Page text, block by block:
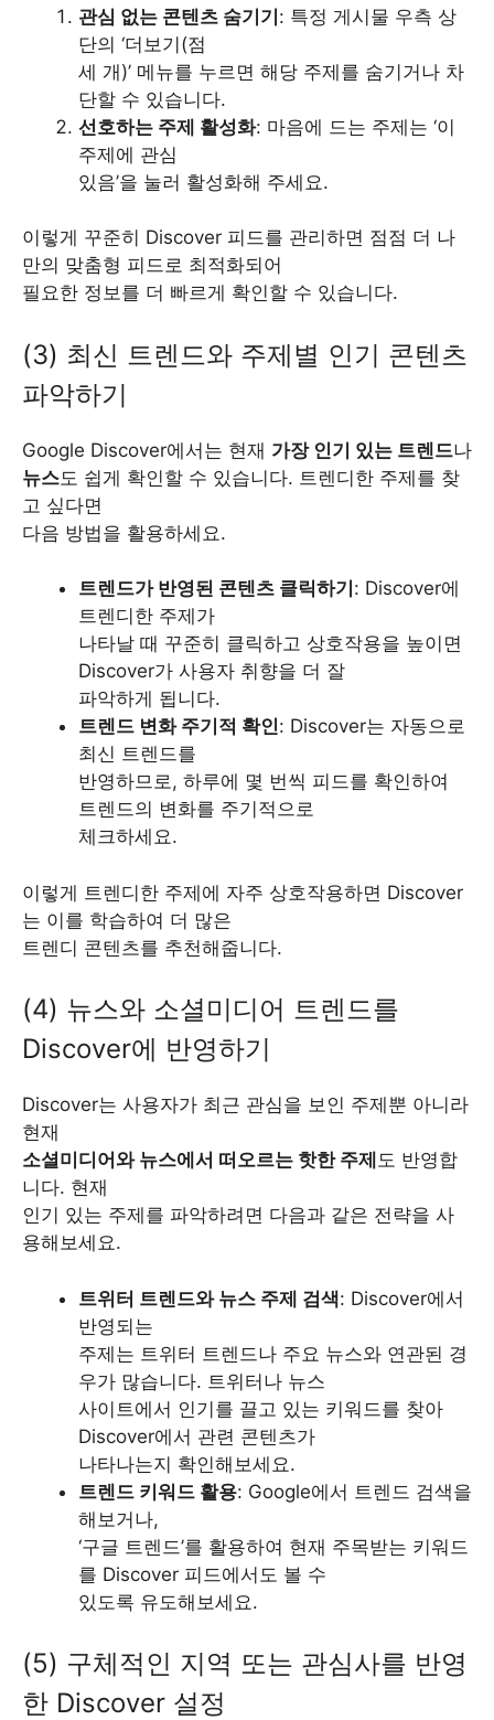
관심 없는 콘텐츠 숨기기: 특정 게시물 우측 상
단의 ‘더보기(점
세 개)’ 메뉴를 누르면 해당 주제를 숨기거나 차
단할 수 있습니다.
선호하는 주제 활성화: 마음에 드는 주제는 ‘이
주제에 관심
있음’을 눌러 활성화해 주세요.
이렇게 꾸준히 Discover 피드를 관리하면 점점 더 나
만의 맞춤형 피드로 최적화되어
필요한 정보를 더 빠르게 확인할 수 있습니다.
(3) 최신 트렌드와 주제별 인기 콘텐츠
파악하기
Google Discover에서는 현재 가장 인기 있는 트렌드나
뉴스도 쉽게 확인할 수 있습니다. 트렌디한 주제를 찾
고 싶다면
다음 방법을 활용하세요.
트렌드가 반영된 콘텐츠 클릭하기 : Discover에
트렌디한 주제가
나타날 때 꾸준히 클릭하고 상호작용을 높이면
Discover가 사용자 취향을 더 잘
파악하게 됩니다.
트렌드 변화 주기적 확인: Discover는 자동으로
최신 트렌드를
반영하므로, 하루에 몇 번씩 피드를 확인하여
트렌드의 변화를 주기적으로
체크하세요.
이렇게 트렌디한 주제에 자주 상호작용하면 Discover
는 이를 학습하여 더 많은
트렌디 콘텐츠를 추천해줍니다.
(4) 뉴스와 소셜미디어 트렌드를
Discover에 반영하기
Discover는 사용자가 최근 관심을 보인 주제뿐 아니라
현재
소셜미디어와 뉴스에서 떠오르는 핫한 주제 도 반영합
니다. 현재
인기 있는 주제를 파악하려면 다음과 같은 전략을 사
용해보세요.
트위터 트렌드와 뉴스 주제 검색: Discover에서
반영되는
주제는 트위터 트렌드나 주요 뉴스와 연관된 경
우가 많습니다. 트위터나 뉴스
사이트에서 인기를 끌고 있는 키워드를 찾아
Discover에서 관련 콘텐츠가
나타나는지 확인해보세요.
트렌드 키워드 활용: Google에서 트렌드 검색을
해보거나,
‘구글 트렌드’를 활용하여 현재 주목받는 키워드
를 Discover 피드에서도 볼 수
있도록 유도해보세요.
(5) 구체적인 지역 또는 관심사를 반영
한 Discover 설정